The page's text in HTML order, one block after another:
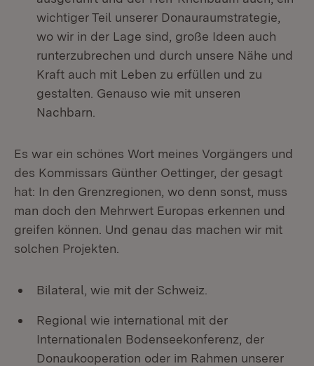
wichtiger Teil unserer Donauraumstrategie,
wo wir in der Lage sind, große Ideen auch
runterzubrechen und durch unsere Nähe und
Kraft auch mit Leben zu erfüllen und zu
gestalten. Genauso wie mit unseren
Nachbarn.
Es war ein schönes Wort meines Vorgängers und
des Kommissars Günther Oettinger, der gesagt
hat: In den Grenzregionen, wo denn sonst, muss
man doch den Mehrwert Europas erkennen und
greifen können. Und genau das machen wir mit
solchen Projekten.
Bilateral, wie mit der Schweiz.
Regional wie international mit der
Internationalen Bodenseekonferenz, der
Donaukooperation oder im Rahmen unserer